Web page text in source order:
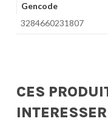
Gencode
3284660231807
CES
INTERESSER